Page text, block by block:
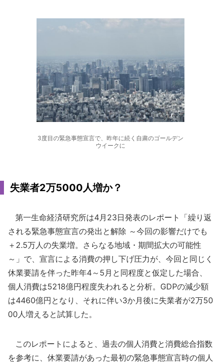
3度目の緊急事態宣言で、昨年に続く自粛のゴールデン
ウイークに
失業者2万5000人増か？
第一生命経済研究所は4月23日発表のレポート「繰り返
される緊急事態宣言の発出と解除 ～今回の影響だけでも
＋2.5万人の失業増。さらなる地域・期間拡大の可能性
～」で、宣言による消費の押し下げ圧力が、今回と同じく
休業要請を伴った昨年4～5月と同程度と仮定した場合、
個人消費は5218億円程度失われると分析。GDPの減少額
は4460億円となり、それに伴い3か月後に失業者が2万50
00人増えると試算した。
このレポートによると、過去の個人消費と消費総合指数
を参考に、休業要請があった最初の緊急事態宣言時の個人